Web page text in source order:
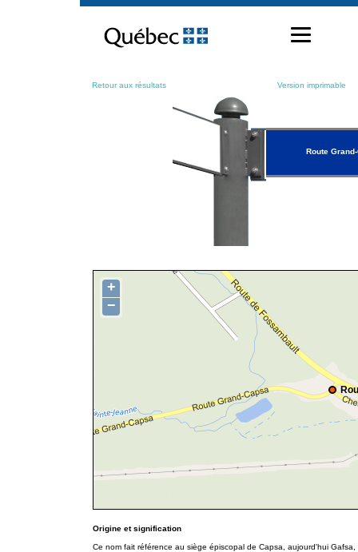
contenu
Retour aux résultats Version imprimable
Route
+
−
Origine et signification
Ce nom fait référence au siège épiscopal de Capsa, aujourd'hui